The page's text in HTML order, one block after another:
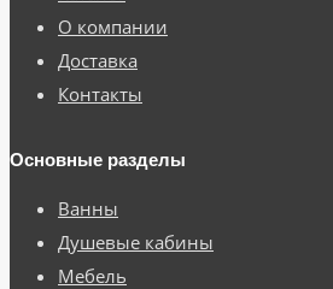
О компании
Доставка
Контакты
Основные разделы
Ванны
Душевые кабины
Мебель